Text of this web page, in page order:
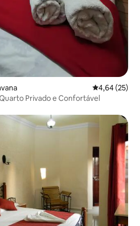
4,64 de uma
4,64 (25)
Privado e Confortável